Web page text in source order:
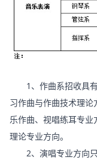
1、作曲系招收具有
习作曲与作曲技术理
乐作曲、视唱练耳专
理论专业方向。
2、演唱专业方向只